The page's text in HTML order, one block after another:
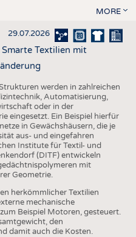
MORE
29.07.2026
Textilien mit
werden in zahlreichen
Automatisierung,
oder in der
eingesetzt. Ein Beispiel hierfür
in Gewächshäusern, die je
aus- und eingefahren
Institute für Textil- und
(DITF) entwickeln
mit
Geometrie.
herkömmlicher Textilien
mechanische
Beispiel Motoren, gesteuert.
den
damit auch die Kosten.